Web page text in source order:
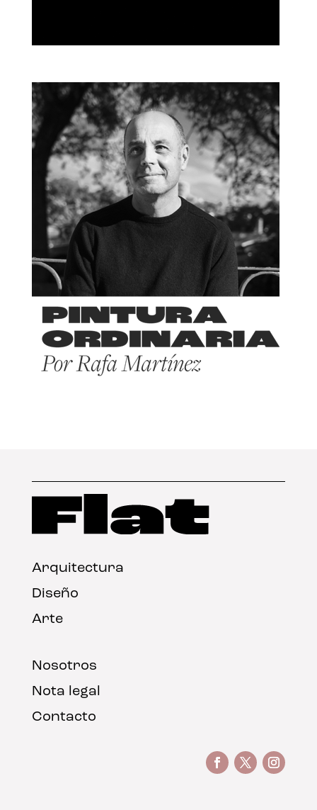
Arquitectura
Diseño
Arte
Nosotros
Nota legal
Contacto